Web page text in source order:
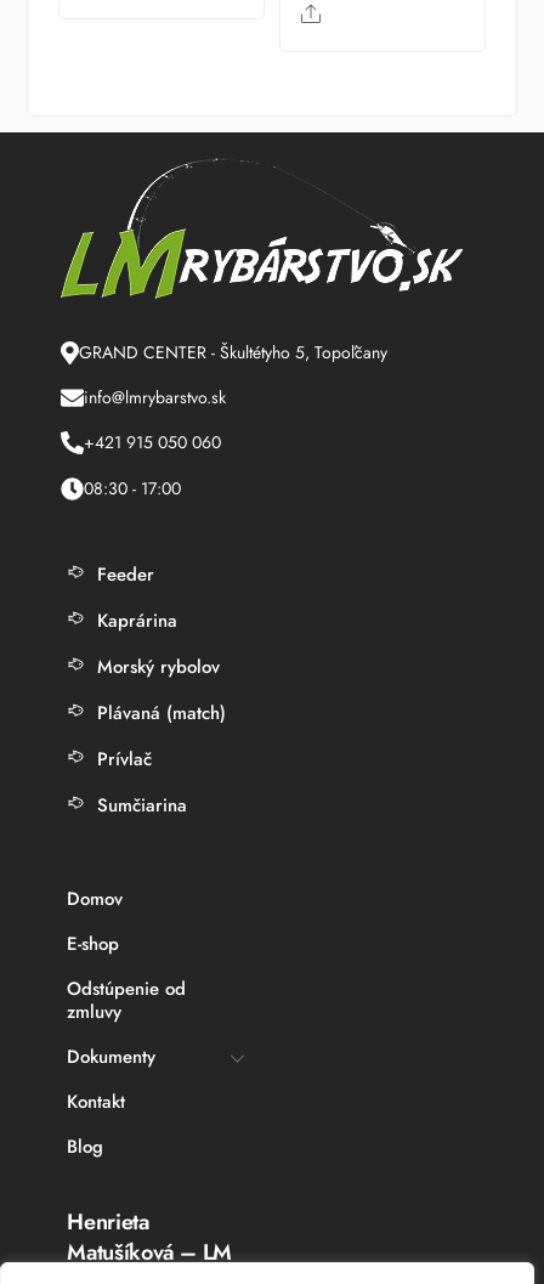
Share
GRAND CENTER - Škultétyho 5, Topoľčany
info@lmrybarstvo.sk
+421 915 050 060
08:30 - 17:00
Feeder
Kaprárina
Morský rybolov
Plávaná (match)
Prívlač
Sumčiarina
Domov
E-shop
Odstúpenie od
zmluvy
Dokumenty
Kontakt
Blog
Henrieta
Matušíková – LM